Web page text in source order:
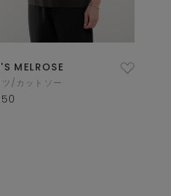
MELROSE
ツ/カットソー